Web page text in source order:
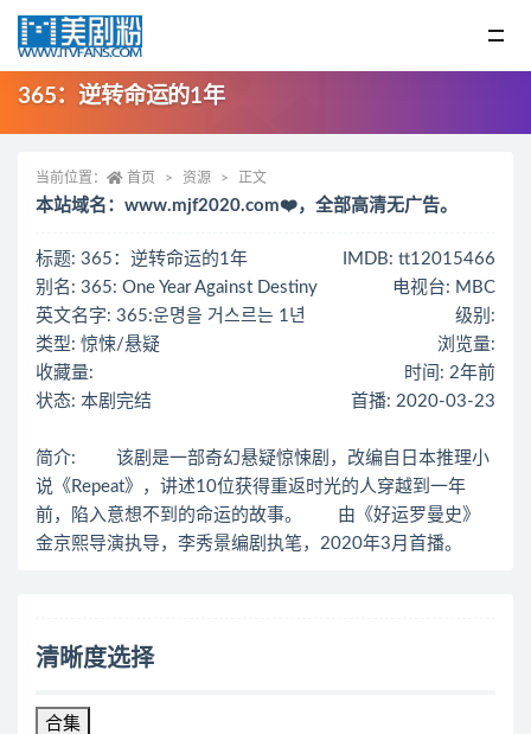
365：逆转命运的1年
当前位置： 首页 资源 正文
本站域名：www.mjf2020.com❤️，全部高清无广告。
标题: 365：逆转命运的1年
IMDB: tt12015466
别名: 365: One Year Against Destiny
电视台: MBC
英文名字: 365:운명을 거스르는 1년
级别:
类型: 惊悚/悬疑
浏览量:
收藏量:
时间: 2年前
状态: 本剧完结
首播: 2020-03-23
简介: 该剧是一部奇幻悬疑惊悚剧，改编自日本推理小
说《Repeat》，讲述10位获得重返时光的人穿越到一年
前，陷入意想不到的命运的故事。 由《好运罗曼史》
金京熙导演执导，李秀景编剧执笔，2020年3月首播。
清晰度选择
合集